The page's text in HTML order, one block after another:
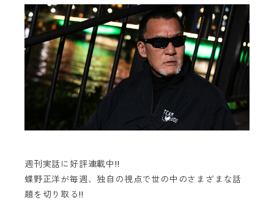
週刊実話に好評連載中!!
蝶野正洋が毎週、独自の視点で世の中のさまざまな話
題を切り取る!!